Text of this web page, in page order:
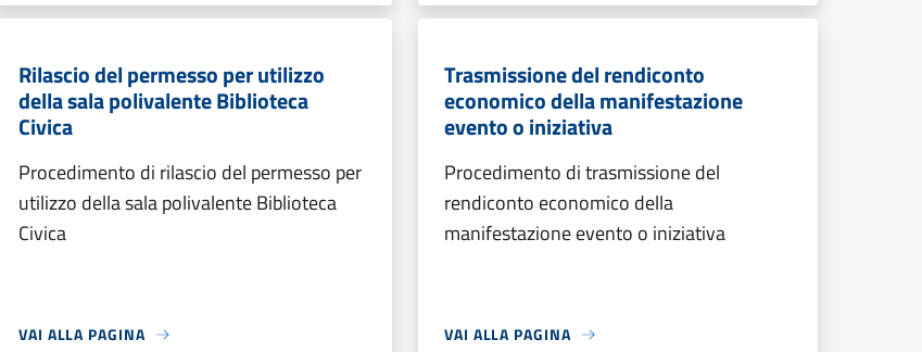
Rilascio del permesso per utilizzo
della sala polivalente Biblioteca
Civica
Procedimento di rilascio del permesso per
utilizzo della sala polivalente Biblioteca
Civica
VAI ALLA PAGINA
Trasmissione del rendiconto
economico della manifestazione
evento o iniziativa
Procedimento di trasmissione del
rendiconto economico della
manifestazione evento o iniziativa
VAI ALLA PAGINA